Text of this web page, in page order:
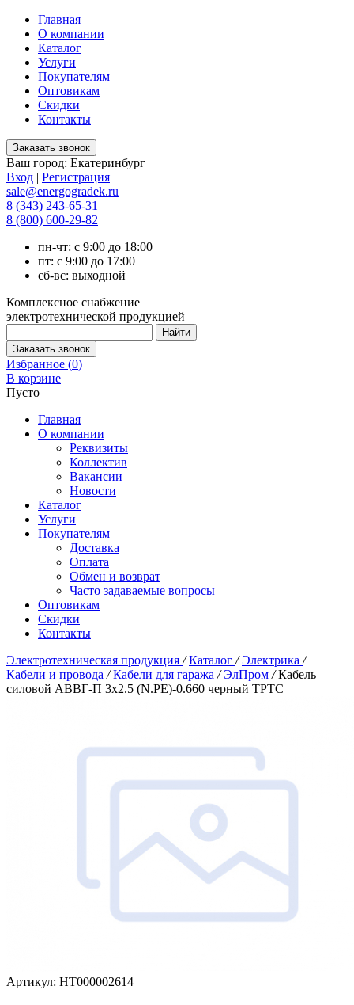
Главная
О компании
Каталог
Услуги
Покупателям
Оптовикам
Скидки
Контакты
Ваш город: Екатеринбург
Вход | Регистрация
sale@energogradek.ru
8 (343) 243-65-31
8 (800) 600-29-82
пн-чт: с 9:00 до 18:00
пт: с 9:00 до 17:00
сб-вс: выходной
Комплексное снабжение
электротехнической продукцией
Избранное (0)
В корзине
Пусто
Главная
О компании
Реквизиты
Коллектив
Вакансии
Новости
Каталог
Услуги
Покупателям
Доставка
Оплата
Обмен и возврат
Часто задаваемые вопросы
Оптовикам
Скидки
Контакты
Электротехническая продукция / Каталог / Электрика /
Кабели и провода / Кабели для гаража / ЭлПром / Кабель
силовой АВВГ-П 3х2.5 (N.PE)-0.660 черный ТРТС
Артикул: НТ000002614